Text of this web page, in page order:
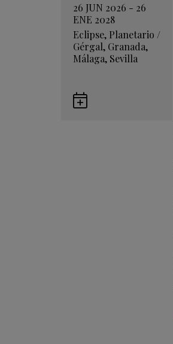
26 JUN 2026 - 26
ENE 2028
Eclipse, Planetario /
Gérgal, Granada,
Málaga, Sevilla